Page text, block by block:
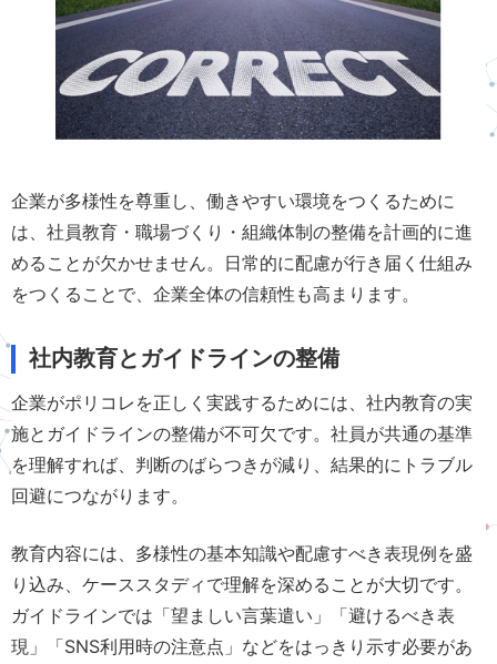
企業が多様性を尊重し、働きやすい環境をつくるために
は、社員教育・職場づくり・組織体制の整備を計画的に進
めることが欠かせません。日常的に配慮が行き届く仕組み
をつくることで、企業全体の信頼性も高まります。
社内教育とガイドラインの整備
企業がポリコレを正しく実践するためには、社内教育の実
施とガイドラインの整備が不可欠です。社員が共通の基準
を理解すれば、判断のばらつきが減り、結果的にトラブル
回避につながります。
教育内容には、多様性の基本知識や配慮すべき表現例を盛
り込み、ケーススタディで理解を深めることが大切です。
ガイドラインでは「望ましい言葉遣い」「避けるべき表
現」「SNS利用時の注意点」などをはっきり示す必要があ